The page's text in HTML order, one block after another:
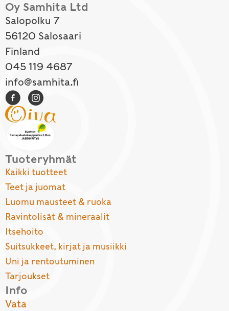
Oy Samhita Ltd
Salopolku 7
56120 Salosaari
Finland
045 119 4687
info@samhita.fi
Tuoteryhmät
Kaikki tuotteet
Teet ja juomat
Luomu mausteet & ruoka
Ravintolisät & mineraalit
Itsehoito
Suitsukkeet, kirjat ja musiikki
Uni ja rentoutuminen
Tarjoukset
Info
Vata